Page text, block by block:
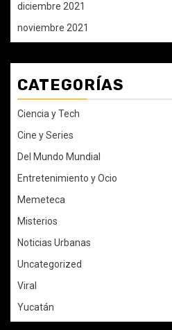
diciembre 2021
noviembre 2021
CATEGORÍAS
Ciencia y Tech
Cine y Series
Del Mundo Mundial
Entretenimiento y Ocio
Memeteca
Misterios
Noticias Urbanas
Uncategorized
Viral
Yucatán